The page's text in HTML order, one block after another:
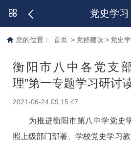
党史学习
您的位置： 首页 > 党群建设 > 党史
衡阳市八中各党支
理”第一专题学习研讨
2021-06-24 09:15:47
为推进衡阳市第八中学党史
照上级部门部署、学校党史学习